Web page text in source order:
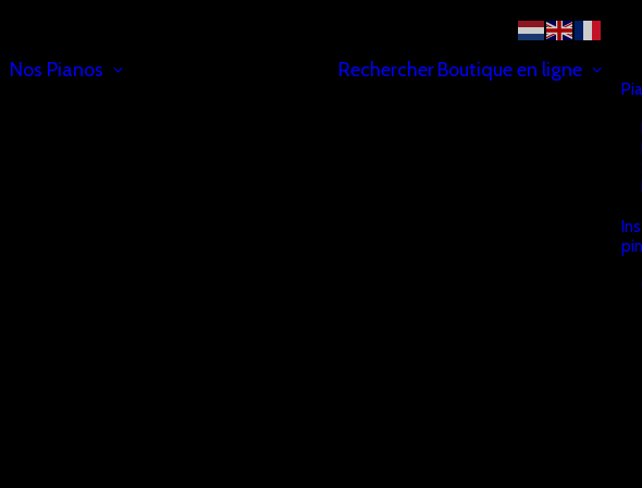
Nos Pianos RechercherBoutique en ligne